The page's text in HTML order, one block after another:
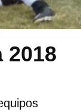
2018